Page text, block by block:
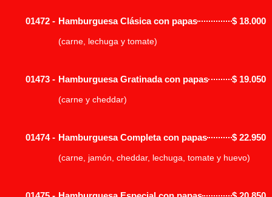
01472 - Hamburguesa Clásica con papas $18.000
(carne, lechuga y tomate)
01473 - Hamburguesa Gratinada con papas $19.050
(carne y cheddar)
01474 - Hamburguesa Completa con papas $22.950
(carne, jamón, cheddar, lechuga, tomate y huevo)